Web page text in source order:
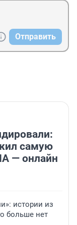
Отправить
самую
— онлайн
истории из
больше нет